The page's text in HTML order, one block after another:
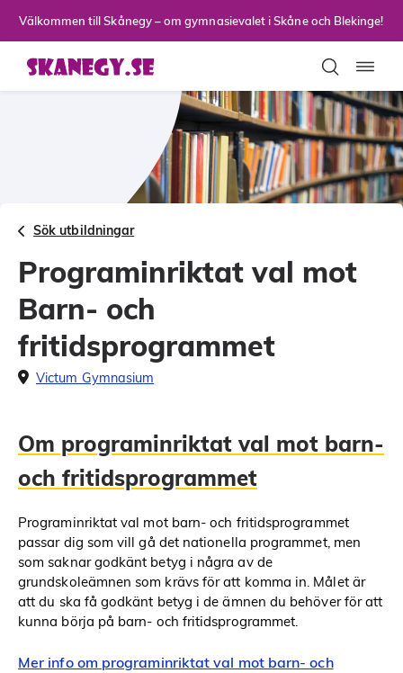
Välkommen till Skånegy – om gymnasievalet i Skåne och Blekinge!
Sök utbildningar
Programinriktat val mot
Barn- och
fritidsprogrammet
Victum Gymnasium
Om programinriktat val mot barn-
och fritidsprogrammet
Programinriktat val mot barn- och fritidsprogrammet
passar dig som vill gå det nationella programmet, men
som saknar godkänt betyg i några av de
grundskoleämnen som krävs för att komma in. Målet är
att du ska få godkänt betyg i de ämnen du behöver för att
kunna börja på barn- och fritidsprogrammet.
Mer info om programinriktat val mot barn- och